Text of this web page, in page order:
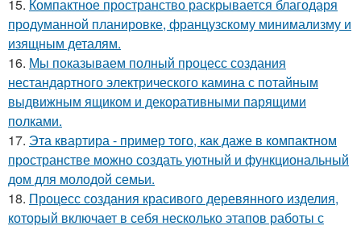
15. Компактное пространство раскрывается благодаря
продуманной планировке, французскому минимализму и
изящным деталям.
16. Мы показываем полный процесс создания
нестандартного электрического камина с потайным
выдвижным ящиком и декоративными парящими
полками.
17. Эта квартира - пример того, как даже в компактном
пространстве можно создать уютный и функциональный
дом для молодой семьи.
18. Процесс создания красивого деревянного изделия,
который включает в себя несколько этапов работы с